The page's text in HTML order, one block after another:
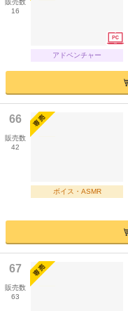
販売数
16
アドベンチャー
66
販売数
42
ボイス・ASMR
67
販売数
63